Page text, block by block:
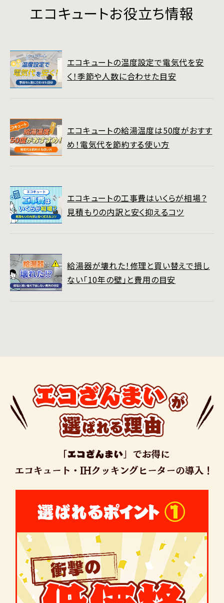
エコキュートお役立ち情報
エコキュートの温度設定で電気代を安
く！季節や人数に合わせた目安
エコキュートの給湯温度は50度がおすす
め！電気代を節約する使い方
エコキュートの工事費はいくらが相場？
見積もりの内訳と安く抑えるコツ
給湯器が壊れた！修理と買い替えで損し
ない「10年の壁」と費用の目安